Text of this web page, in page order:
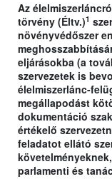
Az
törvény (Éltv.)1
növényvédőszer
eljárásokba (a
szervezetek is
élelmiszerlánc-
megállapodást
dokumentáció
értékelő
feladatot ellátó
parlamenti és